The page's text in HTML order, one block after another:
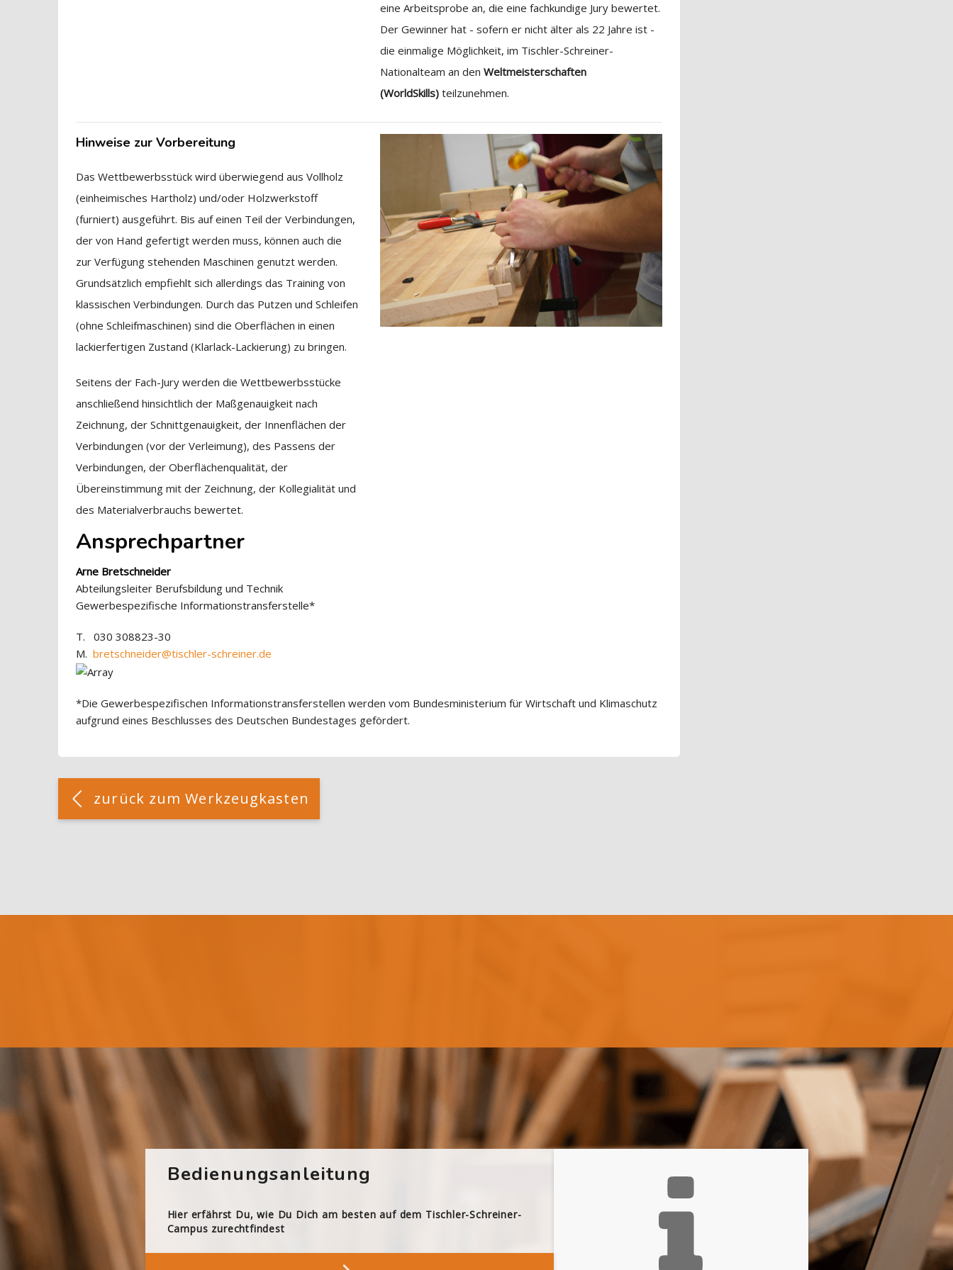
eine Arbeitsprobe an, die eine fachkundige Jury bewertet.
Der Gewinner hat - sofern er nicht älter als 22 Jahre ist -
die einmalige Möglichkeit, im Tischler-Schreiner-
Nationalteam an den Weltmeisterschaften
(WorldSkills)teilzunehmen.
Hinweise zur Vorbereitung
Das Wettbewerbsstück wird überwiegend aus Vollholz
(einheimisches Hartholz) und/oder Holzwerkstoff
(furniert) ausgeführt. Bis auf einen Teil der Verbindungen,
der von Hand gefertigt werden muss, können auch die
zur Verfügung stehenden Maschinen genutzt werden.
Grundsätzlich empfiehlt sich allerdings das Training von
klassischen Verbindungen. Durch das Putzen und Schleifen
(ohne Schleifmaschinen) sind die Oberflächen in einen
lackierfertigen Zustand (Klarlack-Lackierung) zu bringen.
Seitens der Fach-Jury werden die Wettbewerbsstücke
anschließend hinsichtlich der Maßgenauigkeit nach
Zeichnung, der Schnittgenauigkeit, der Innenflächen der
Verbindungen (vor der Verleimung), des Passens der
Verbindungen, der Oberflächenqualität, der
Übereinstimmung mit der Zeichnung, der Kollegialität und
des Materialverbrauchs bewertet.
Ansprechpartner
Arne Bretschneider
Abteilungsleiter Berufsbildung und Technik
Gewerbespezifische Informationstransferstelle*
T. 030 308823-30
M.bretschneider@tischler-schreiner.de
*Die Gewerbespezifischen Informationstransferstellen werden vom Bundesministerium für Wirtschaft und Klimaschutz
aufgrund eines Beschlusses des Deutschen Bundestages gefördert.
Blöcke
[Cocoon] Custom HTML überspringen
zurück zum Werkzeugkasten
Bedienungsanleitung
Hier erfährst Du, wie Du Dich am besten auf dem Tischler-Schreiner-
Campus zurechtfindest